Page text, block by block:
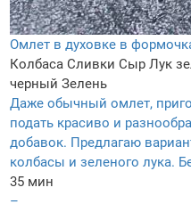
Омлет в духовке в
Колбаса Сливки Сыр Лук
черный Зелень
Даже обычный омлет,
подать красиво и
добавок. Предлагаю
колбасы и зеленого лука.
35 мин
–